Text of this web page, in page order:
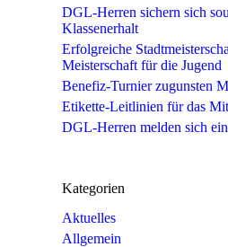
DGL-Herren sichern sich
Klassenerhalt
Erfolgreiche
Meisterschaft für die Jugend
Benefiz-Turnier zugunsten
Etikette-Leitlinien für das
DGL-Herren melden sich
Kategorien
Aktuelles
Allgemein